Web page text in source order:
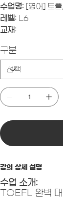
수업명: [영어] 토
레벨: L6
교재:
구분
강의 상세 설명
수업 소개:
TOEFL 완벽